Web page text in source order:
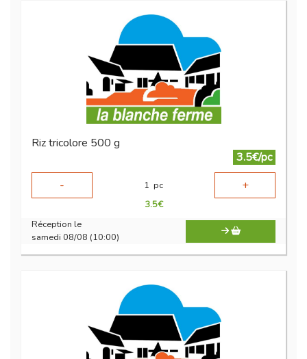
Riz tricolore 500 g
3.5€/pc
-
1 pc +
3.5€
Réception le
samedi 08/08 (10:00)